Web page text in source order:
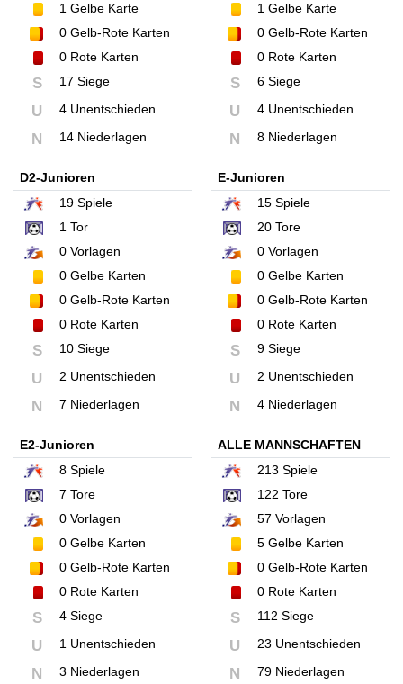
1 Gelbe Karte
0 Gelb-Rote Karten
0 Rote Karten
S 17 Siege
U 4 Unentschieden
N 14 Niederlagen
1Gelbe Karte
0Gelb-Rote Karten
0Rote Karten
S 6 Siege
U 4 Unentschieden
N 8 Niederlagen
D2-Junioren
19 Spiele
1 Tor
0 Vorlagen
0 Gelbe Karten
0 Gelb-Rote Karten
0 Rote Karten
S 10 Siege
U 2 Unentschieden
N 7 Niederlagen
E-Junioren
15Spiele
20Tore
0Vorlagen
0Gelbe Karten
0Gelb-Rote Karten
0Rote Karten
S 9 Siege
U 2 Unentschieden
N 4 Niederlagen
E2-Junioren
8 Spiele
7 Tore
0 Vorlagen
0 Gelbe Karten
0 Gelb-Rote Karten
0 Rote Karten
S 4 Siege
U 1 Unentschieden
N 3 Niederlagen
ALLE MANNSCHAFTEN
213 Spiele
122 Tore
57 Vorlagen
5Gelbe Karten
0Gelb-Rote Karten
0Rote Karten
S 112 Siege
U 23 Unentschieden
N 79 Niederlagen